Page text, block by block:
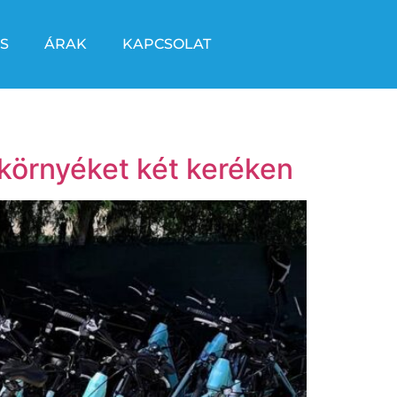
ÁRAK KAPCSOLAT
két keréken